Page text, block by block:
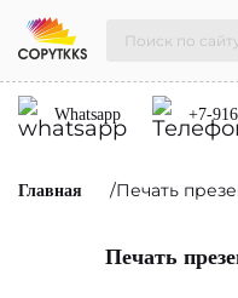
Whatsapp +7-
Главная /Печать
Печать